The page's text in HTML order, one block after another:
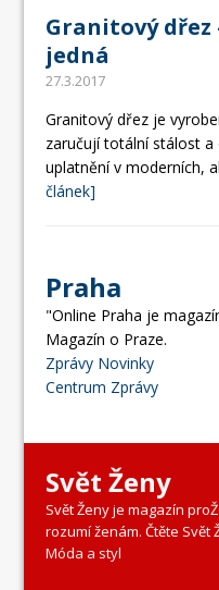
Granitový dřez
jedná
27.3.2017
Granitový dřez je
zaručují totální stálost
uplatnění v moderních,
článek]
Praha
"Online Praha je
Magazín o Praze.
Zprávy Novinky
Centrum Zprávy
Svět Ženy
Svět Ženy je magazín
rozumí ženám. Čtěte Svět
Móda a styl